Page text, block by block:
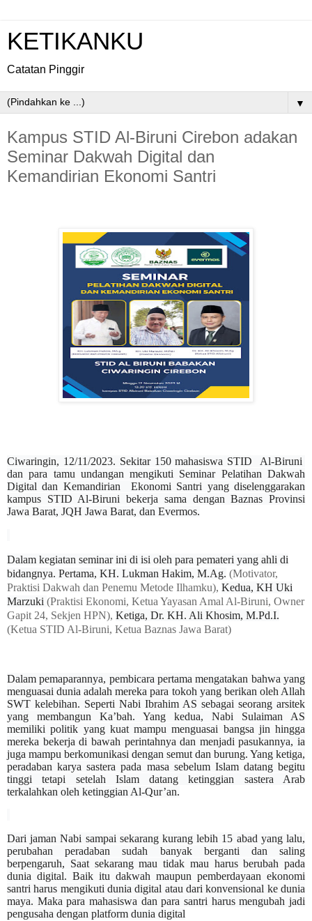
KETIKANKU
Catatan Pinggir
▼
Kampus STID Al-Biruni Cirebon adakan
Seminar Dakwah Digital dan
Kemandirian Ekonomi Santri
Ciwaringin, 12/11/2023. Sekitar 150 mahasiswa STID
Al-Biruni
dan para tamu undangan mengikuti Seminar Pelatihan Dakwah
Digital dan Kemandirian
Ekonomi Santri yang diselenggarakan
kampus STID Al-Biruni bekerja sama dengan Baznas Provinsi
Jawa Barat, JQH Jawa Barat, dan Evermos.
Dalam kegiatan seminar ini di isi oleh para pemateri yang ahli di
bidangnya. Pertama, KH. Lukman Hakim, M.Ag. (Motivator,
Praktisi Dakwah dan Penemu Metode Ilhamku), Kedua, KH Uki
Marzuki (Praktisi Ekonomi, Ketua Yayasan Amal Al-Biruni, Owner
Gapit 24, Sekjen HPN), Ketiga, Dr. KH. Ali Khosim, M.Pd.I.
(Ketua STID Al-Biruni, Ketua Baznas Jawa Barat)
Dalam pemaparannya, pembicara pertama mengatakan bahwa yang
menguasai dunia adalah mereka para tokoh yang berikan oleh Allah
SWT kelebihan. Seperti Nabi Ibrahim AS sebagai seorang arsitek
yang membangun Ka’bah. Yang kedua, Nabi Sulaiman AS
memiliki politik yang kuat mampu menguasai bangsa jin hingga
mereka bekerja di bawah perintahnya dan menjadi pasukannya, ia
juga mampu berkomunikasi dengan semut dan burung. Yang ketiga,
peradaban karya sastera pada masa sebelum Islam datang begitu
tinggi tetapi setelah Islam datang ketinggian sastera Arab
terkalahkan oleh ketinggian Al-Qur’an.
Dari jaman Nabi sampai sekarang kurang lebih 15 abad yang lalu,
perubahan peradaban sudah banyak berganti dan saling
berpengaruh, Saat sekarang mau tidak mau harus berubah pada
dunia digital. Baik itu dakwah maupun pemberdayaan ekonomi
santri harus mengikuti dunia digital atau dari konvensional ke dunia
maya. Maka para mahasiswa dan para santri harus mengubah jadi
pengusaha dengan platform dunia digital